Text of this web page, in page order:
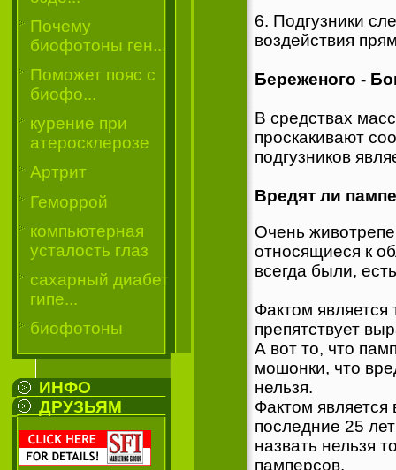
Почему
биофотоны ген...
Поможет пояс с
биофо...
курение при
атеросклерозе
Артрит
Геморрой
компьютерная
усталость глаз
сахарный диабет
гипе...
биофотоны
ИНФО
ДРУЗЬЯМ
6. Подгузники
воздействия
Береженого -
В средствах
проскакивают
подгузников
Вредят ли
Очень
относящиеся к
всегда были,
Фактом
препятствует
А вот то, что
мошонки, что
нельзя.
Фактом
последние 25
назвать нельзя
памперсов.